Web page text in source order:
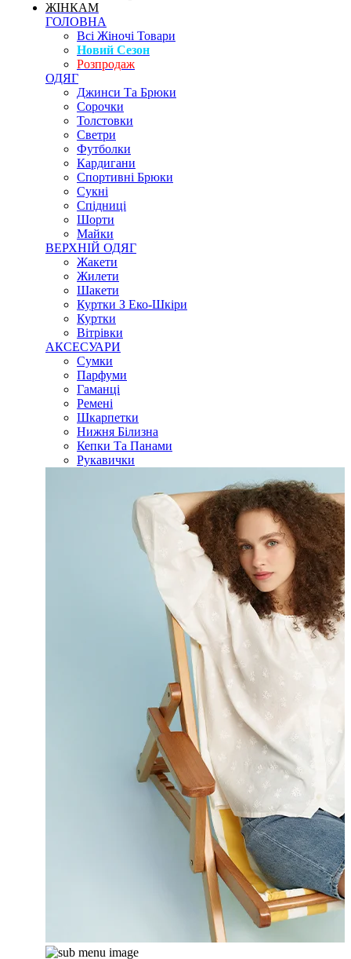
ЖІНКАМ
ГОЛОВНА
Всі Жіночі Товари
Новий Сезон
Розпродаж
ОДЯГ
Джинси Та Брюки
Сорочки
Толстовки
Светри
Футболки
Кардигани
Спортивні Брюки
Сукні
Спідниці
Шорти
Майки
ВЕРХНІЙ ОДЯГ
Жакети
Жилети
Шакети
Куртки З Еко-Шкіри
Куртки
Вітрівки
АКСЕСУАРИ
Сумки
Парфуми
Гаманці
Ремені
Шкарпетки
Нижня Білизна
Кепки Та Панами
Рукавички